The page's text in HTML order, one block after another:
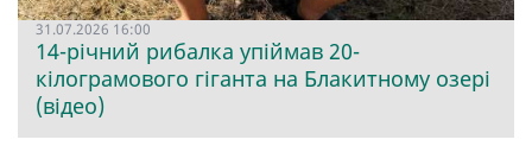
31.07.2026 16:00
14-річний рибалка упіймав 20-
кілограмового гіганта на Блакитному озері
(відео)